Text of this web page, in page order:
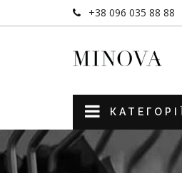
+38 096 035 88 88
КАТЕГОРІЇ